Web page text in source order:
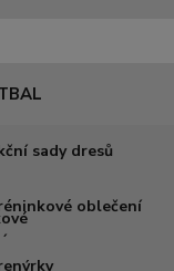
sady dresů
oblečení